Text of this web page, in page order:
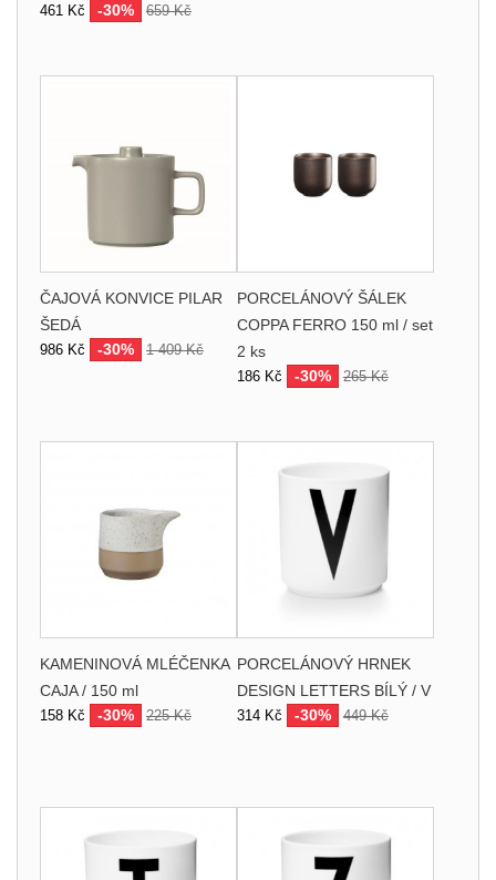
461 Kč -30% 659 Kč
ČAJOVÁ KONVICE PILAR
ŠEDÁ
986 Kč -30% 1 409 Kč
PORCELÁNOVÝ ŠÁLEK
COPPA FERRO 150 ml / set
2 ks
186 Kč -30% 265 Kč
KAMENINOVÁ MLÉČENKA
CAJA / 150 ml
158 Kč -30% 225 Kč
PORCELÁNOVÝ HRNEK
DESIGN LETTERS BÍLÝ / V
314 Kč -30% 449 Kč